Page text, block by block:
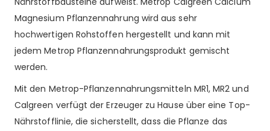
Magnesium Pflanzennahrung wird aus sehr
hochwertigen Rohstoffen hergestellt und kann mit
jedem Metrop Pflanzennahrungsprodukt gemischt
werden.
Mit den Metrop-Pflanzennahrungsmitteln MR1, MR2 und
Calgreen verfügt der Erzeuger zu Hause über eine Top-
Nährstofflinie, die sicherstellt, dass die Pflanze das